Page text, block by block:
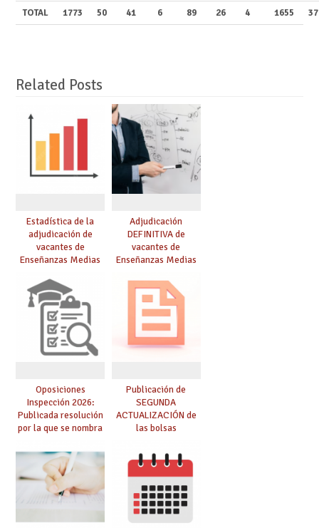
TOTAL 1773 50 41 6 89 26 4 1655 37
Related Posts
Estadística de la
adjudicación de
vacantes de
Enseñanzas Medias
Adjudicación
DEFINITIVA de
vacantes de
Enseñanzas Medias
Oposiciones
Inspección 2026:
Publicada resolución
por la que se nombra
prácticas, se regulan
dichas prácticas y se
convoca acto público
de adjudicación
Publicación de
SEGUNDA
ACTUALIZACIÓN de
las bolsas
Cuerpo de Maestros
de especialidades
convocadas a
oposición